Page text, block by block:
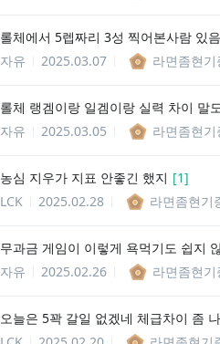
롤체에서 5렙짜리 3성 찍어본사람 있
자유
2025.03.07 라면좀현기
롤체 랭겜이랑 일겜이랑 실력 차이 말
자유
2025.03.05 라면좀현기
농심 지우가 지표 안좋긴 했지 [1]
LCK
2025.02.28 라면좀현기
무과금 게임이 이렇게 욕먹기도 쉽지
자유
2025.02.26 라면좀현기
오늘은 5꽉 갈일 없겠네 체급차이 좀